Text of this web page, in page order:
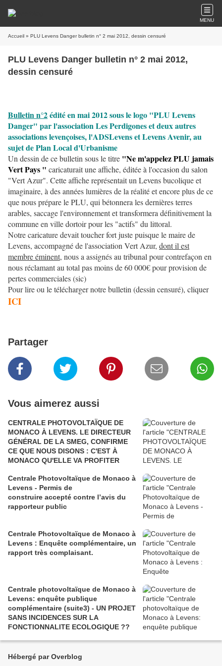
MENU
Accueil » PLU Levens Danger bulletin n° 2 mai 2012, dessin censuré
PLU Levens Danger bulletin n° 2 mai 2012,
dessin censuré
Bulletin n°2édité en mai 2012 sous le logo "PLU Levens
Danger" par l'association Les Perdigones et deux autres
associations levençoises, l'ADSLevens et Levens Avenir, au
sujet de Plan Local d'Urbanisme
Un dessin de ce bulletin sous le titre "Ne m'appelez PLU jamais
Vert Pays " caricaturait une affiche, éditée à l'occasion du salon
"Vert Azur". Cette affiche représentait un Levens bucolique et
imaginaire, à des années lumières de la réalité et encore plus de ce
que nous prépare le PLU, qui bétonnera les dernières terres
arables, saccage l'environnement et transformera définitivement la
commune en ville dortoir pour les "actifs" du littoral.
Notre caricature devait toucher fort juste puisque le maire de
Levens, accompagné de l'association Vert Azur, dont il est
membre éminent, nous a assignés au tribunal pour contrefaçon en
nous réclamant au total pas moins de 60 000€ pour provision de
pertes commerciales (sic)
Pour lire ou le télécharger notre bulletin (dessin censuré), cliquer
ICI
Partager
Vous aimerez aussi
CENTRALE PHOTOVOLTAÏQUE DE
MONACO À LEVENS. LE DIRECTEUR
GÉNÉRAL DE LA SMEG, CONFIRME
CE QUE NOUS DISONS : C'EST À
MONACO QU'ELLE VA PROFITER
Centrale Photovoltaïque de Monaco à
Levens - Permis de
construire accepté contre l’avis du
rapporteur public
Centrale Photovoltaïque de Monaco à
Levens : Enquête complémentaire, un
rapport très complaisant.
Centrale photovoltaïque de Monaco à
Levens: enquête publique
complémentaire (suite3) - UN PROJET
SANS INCIDENCES SUR LA
FONCTIONNALITE ECOLOGIQUE ??
Hébergé par Overblog